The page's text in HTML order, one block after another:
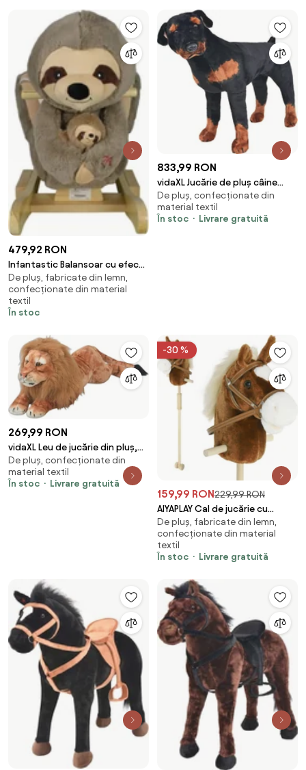
479,92 RON
Infantastic Balansoar cu efecte
sonore, 61x32x52cm
De pluș, fabricate din lemn,
confecționate din material
textil
În stoc
833,99 RON
vidaXL Jucărie de pluș câine
rottweiler, negru și maro, XXL
De pluș, confecționate din
material textil
În stoc
Livrare gratuită
269,99 RON
vidaXL Leu de jucărie din pluș,
maro, XXL
De pluș, confecționate din
material textil
În stoc
Livrare gratuită
-30 %
159,99 RON229,99 RON
AIYAPLAY Cal de jucărie cu
baston și sunete realiste
pentru copii 24+ luni, Maro |
Aosom Romania
De pluș, fabricate din lemn,
confecționate din material
textil
În stoc
Livrare gratuită